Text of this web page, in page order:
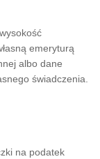
emeryturą
albo dane
świadczenia.
na podatek